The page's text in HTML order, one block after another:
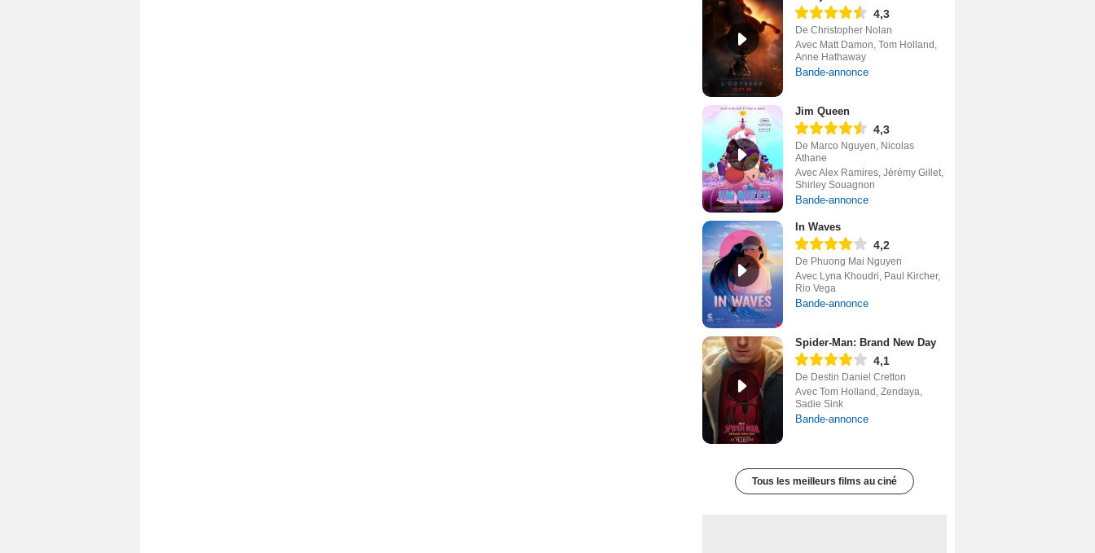
4,3
De Christopher Nolan
Avec Matt Damon, Tom Holland,
Anne Hathaway
Bande-annonce
Jim Queen
4,3
De Marco Nguyen, Nicolas
Athane
Avec Alex Ramires, Jérémy Gillet,
Shirley Souagnon
Bande-annonce
In Waves
4,2
De Phuong Mai Nguyen
Avec Lyna Khoudri, Paul Kircher,
Rio Vega
Bande-annonce
Spider-Man: Brand New Day
4,1
De Destin Daniel Cretton
Avec Tom Holland, Zendaya,
Sadie Sink
Bande-annonce
Tous les meilleurs films au ciné